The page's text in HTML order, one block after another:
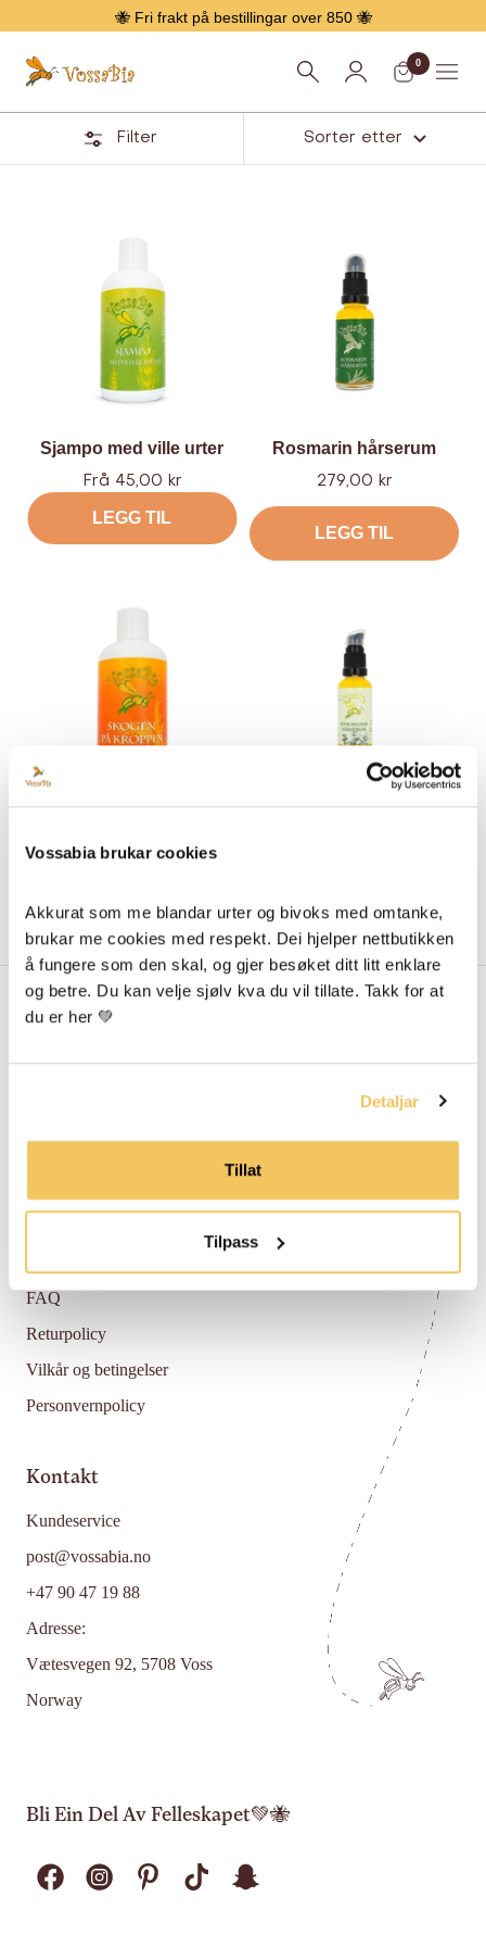
Vossabia brukar cookies
Akkurat som me blandar urter og bivoks med omtanke,
brukar me cookies med respekt. Dei hjelper nettbutikken
å fungere som den skal, og gjer besøket ditt litt enklare
og betre. Du kan velje sjølv kva du vil tillate. Takk for at
du er her 💚
Detaljar
Tillat
Tilpass
🐝 Fri frakt på bestillingar over 850 🐝
Meny
Vossabia 0
Filter Sorter etter
Sjampo med ville urter
Tilbud
Frå 45,00 kr
LEGG TIL
Rosmarin hårserum
Tilbud
279,00 kr
LEGG TIL
Tilbud
Frå 45,00 kr
LEGG TIL
Media Og Samarbeid
FAQ
Returpolicy
Vilkår og betingelser
Personvernpolicy
Kontakt
Kundeservice
post@vossabia.no
+47 90 47 19 88
Adresse:
Vætesvegen 92, 5708 Voss
Norway
Bli Ein Del Av Felleskapet💚🐝